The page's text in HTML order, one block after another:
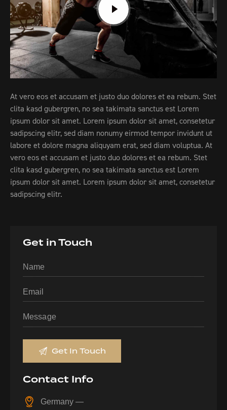
At vero eos et accusam et justo duo dolores et ea rebum. Stet
clita kasd gubergren, no sea takimata sanctus est Lorem
ipsum dolor sit amet. Lorem ipsum dolor sit amet, consetetur
sadipscing elitr, sed diam nonumy eirmod tempor invidunt ut
labore et dolore magna aliquyam erat, sed diam voluptua. At
vero eos et accusam et justo duo dolores et ea rebum. Stet
clita kasd gubergren, no sea takimata sanctus est Lorem
ipsum dolor sit amet. Lorem ipsum dolor sit amet, consetetur
sadipscing elitr.
Get in Touch
Contact Info
Germany —